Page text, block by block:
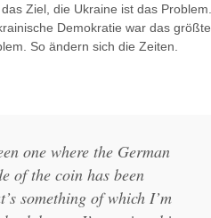
Ziel, die Ukraine ist das Problem.
Demokratie war das größte
So ändern sich die Zeiten.
one where the German
of the coin has been
something of which I’m